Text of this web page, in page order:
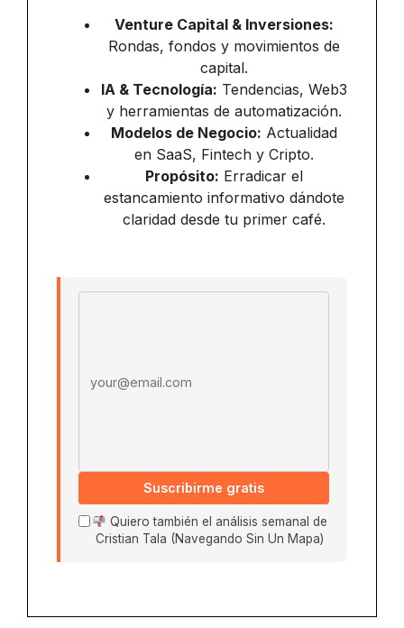
Venture Capital & Inversiones:
Rondas, fondos y movimientos de
capital.
IA & Tecnología: Tendencias, Web3
y herramientas de automatización.
Modelos de Negocio: Actualidad
en SaaS, Fintech y Cripto.
Propósito: Erradicar el
estancamiento informativo dándote
claridad desde tu primer café.
Suscribirme gratis
Quiero también el análisis semanal de
Cristian Tala (Navegando Sin Un Mapa)